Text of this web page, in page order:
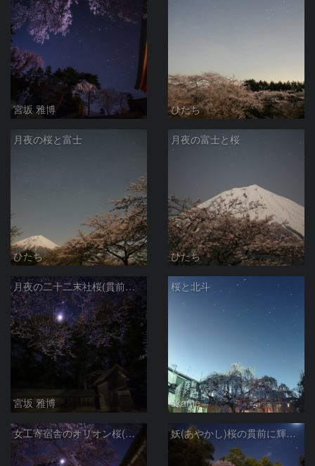
宮坂 雅博 ひたち
月夜の桜と富士
ひたち
月夜の富士と桜
ひたち
月夜の二十二末社桜(貫前神社仮殿)
宮坂 雅博
桜と北斗
skame
女工寄宿舎のオリオン桜(富岡製糸場) 妖(あやかし)桜の貫前に輝く三ツ星